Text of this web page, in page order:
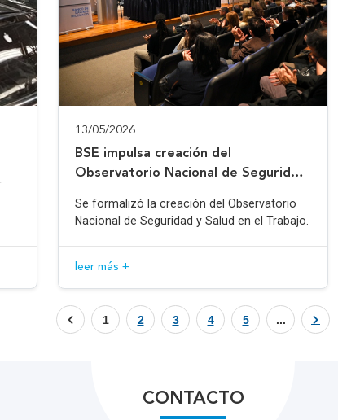
13/05/2026
BSE impulsa creación del
Observatorio Nacional de Seguridad
Se formalizó la creación del Observatorio
Nacional de Seguridad y Salud en el Trabajo.
leer más +
1 2 3 4 5 ...
CONTACTO